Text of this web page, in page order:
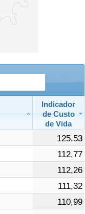
Indicador
de Custo
de Vida
125,53
112,77
112,26
111,32
110,99